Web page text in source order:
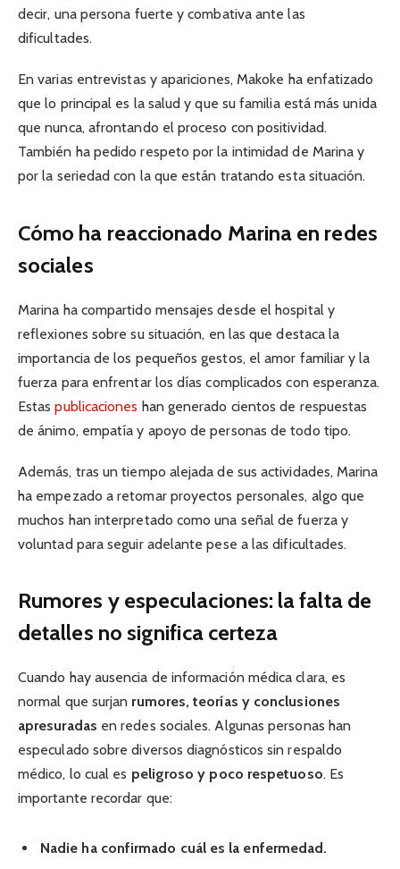
decir, una persona fuerte y combativa ante las
dificultades.
En varias entrevistas y apariciones, Makoke ha enfatizado
que lo principal es la salud y que su familia está más unida
que nunca, afrontando el proceso con positividad.
También ha pedido respeto por la intimidad de Marina y
por la seriedad con la que están tratando esta situación.
Cómo ha reaccionado Marina en redes
sociales
Marina ha compartido mensajes desde el hospital y
reflexiones sobre su situación, en las que destaca la
importancia de los pequeños gestos, el amor familiar y la
fuerza para enfrentar los días complicados con esperanza.
Estaspublicaciones han generado cientos de respuestas
de ánimo, empatía y apoyo de personas de todo tipo.
Además, tras un tiempo alejada de sus actividades, Marina
ha empezado a retomar proyectos personales, algo que
muchos han interpretado como una señal de fuerza y
voluntad para seguir adelante pese a las dificultades.
Rumores y especulaciones: la falta de
detalles no significa certeza
Cuando hay ausencia de información médica clara, es
normal que surjan rumores, teorías y conclusiones
apresuradas en redes sociales. Algunas personas han
especulado sobre diversos diagnósticos sin respaldo
médico, lo cual es peligroso y poco respetuoso. Es
importante recordar que:
Nadie ha confirmado cuál es la enfermedad.